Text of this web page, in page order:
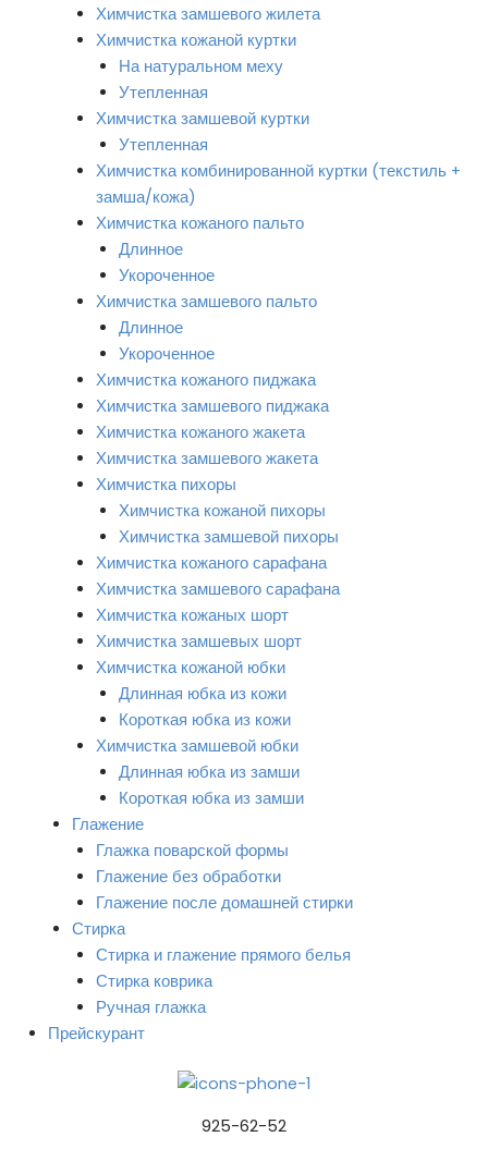
Химчистка замшевого жилета
Химчистка кожаной куртки
На натуральном меху
Утепленная
Химчистка замшевой куртки
Утепленная
Химчистка комбинированной куртки (текстиль +
замша/кожа)
Химчистка кожаного пальто
Длинное
Укороченное
Химчистка замшевого пальто
Длинное
Укороченное
Химчистка кожаного пиджака
Химчистка замшевого пиджака
Химчистка кожаного жакета
Химчистка замшевого жакета
Химчистка пихоры
Химчистка кожаной пихоры
Химчистка замшевой пихоры
Химчистка кожаного сарафана
Химчистка замшевого сарафана
Химчистка кожаных шорт
Химчистка замшевых шорт
Химчистка кожаной юбки
Длинная юбка из кожи
Короткая юбка из кожи
Химчистка замшевой юбки
Длинная юбка из замши
Короткая юбка из замши
Глажение
Глажка поварской формы
Глажение без обработки
Глажение после домашней стирки
Стирка
Стирка и глажение прямого белья
Стирка коврика
Ручная глажка
Прейскурант
925-62-52